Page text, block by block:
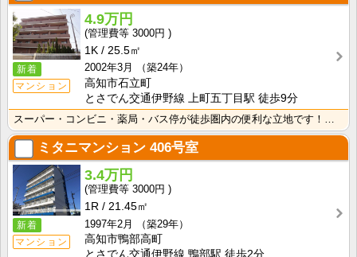
新着
マンション
4.9万円
3000円
1K
25.5㎡
2002年3月
（築24年）
高知市石立町
とさでん交通伊野線 上町五丁目駅 徒歩9分
スーパー・コンビニ・薬局・バス停が徒歩圏内の便利な立地です！インターネット月額接続使用無料なので、月･･･
ミタニマンション 406号室
新着
マンション
3.4万円
3000円
1R
21.45㎡
1997年2月
（築29年）
高知市鴨部高町
とさでん交通伊野線 鴨部駅 徒歩2分